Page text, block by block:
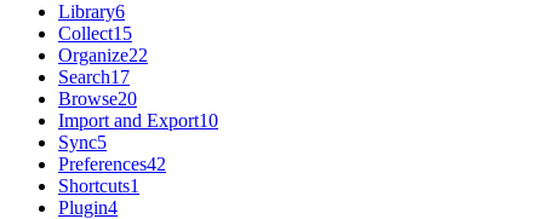
Library6
Collect15
Organize22
Search17
Browse20
Import and Export10
Sync5
Preferences42
Shortcuts1
Plugin4